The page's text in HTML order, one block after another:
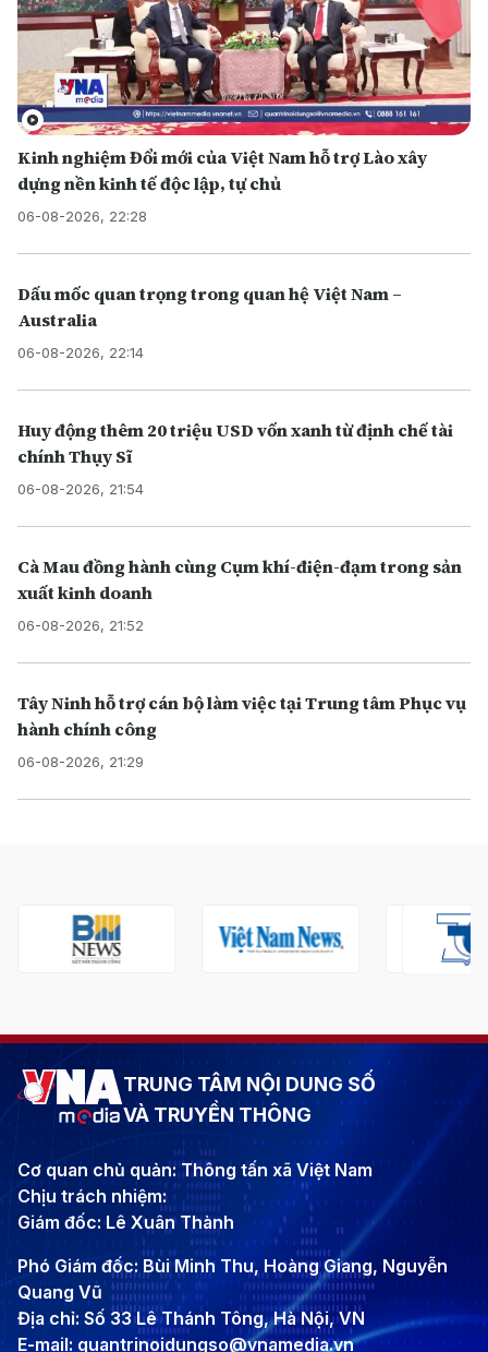
Kinh nghiệm Đổi mới của Việt Nam hỗ trợ Lào xây
dựng nền kinh tế độc lập, tự chủ
06-08-2026, 22:28
Dấu mốc quan trọng trong quan hệ Việt Nam –
Australia
06-08-2026, 22:14
Huy động thêm 20 triệu USD vốn xanh từ định chế tài
chính Thụy Sĩ
06-08-2026, 21:54
Cà Mau đồng hành cùng Cụm khí-điện-đạm trong sản
xuất kinh doanh
06-08-2026, 21:52
Tây Ninh hỗ trợ cán bộ làm việc tại Trung tâm Phục vụ
hành chính công
06-08-2026, 21:29
TRUNG TÂM NỘI DUNG SỐ
VÀ TRUYỀN THÔNG
Cơ quan chủ quản: Thông tấn xã Việt Nam
Chịu trách nhiệm:
Giám đốc: Lê Xuân Thành
Phó Giám đốc: Bùi Minh Thu, Hoàng Giang, Nguyễn
Quang Vũ
Địa chỉ: Số 33 Lê Thánh Tông, Hà Nội, VN
E-mail: quantrinoidungso@vnamedia.vn